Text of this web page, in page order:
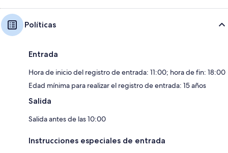
Políticas
Entrada
Hora de inicio del registro de entrada: 11:00; hora de fin: 18:00
Edad mínima para realizar el registro de entrada: 15 años
Salida
Salida antes de las 10:00
Instrucciones especiales de entrada